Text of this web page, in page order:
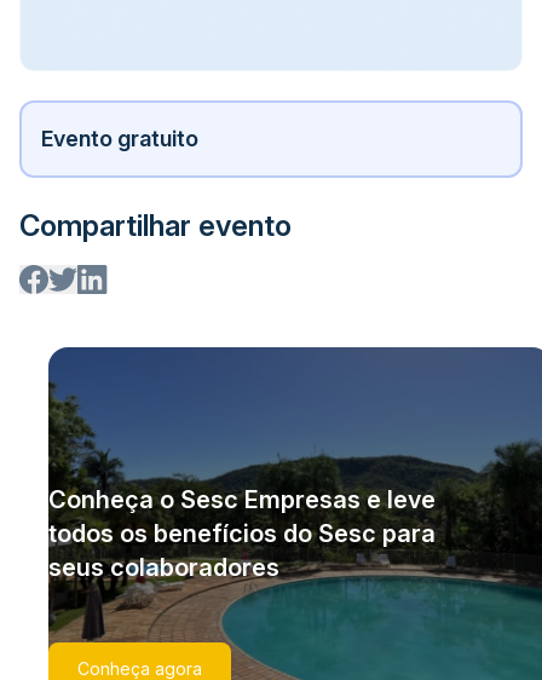
Evento gratuito
Compartilhar evento
Conheça o Sesc Empresas e leve
todos os benefícios do Sesc para
seus colaboradores
Conheça agora